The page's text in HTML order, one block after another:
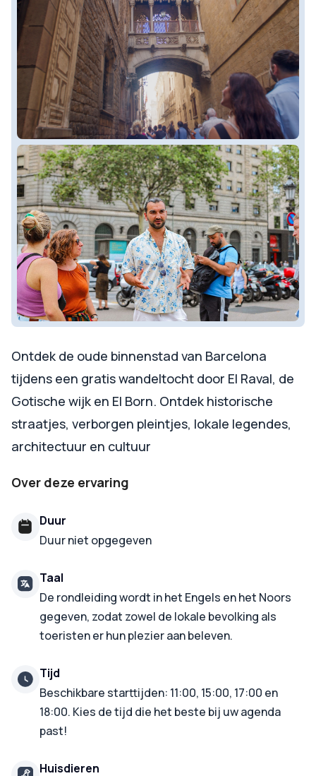
Ontdek de oude binnenstad van Barcelona
tijdens een gratis wandeltocht door El Raval, de
Gotische wijk en El Born. Ontdek historische
straatjes, verborgen pleintjes, lokale legendes,
architectuur en cultuur
Over deze ervaring
Duur
Duur niet opgegeven
Taal
De rondleiding wordt in het Engels en het Noors
gegeven, zodat zowel de lokale bevolking als
toeristen er hun plezier aan beleven.
Tijd
Beschikbare starttijden: 11:00, 15:00, 17:00 en
18:00. Kies de tijd die het beste bij uw agenda
past!
Huisdieren